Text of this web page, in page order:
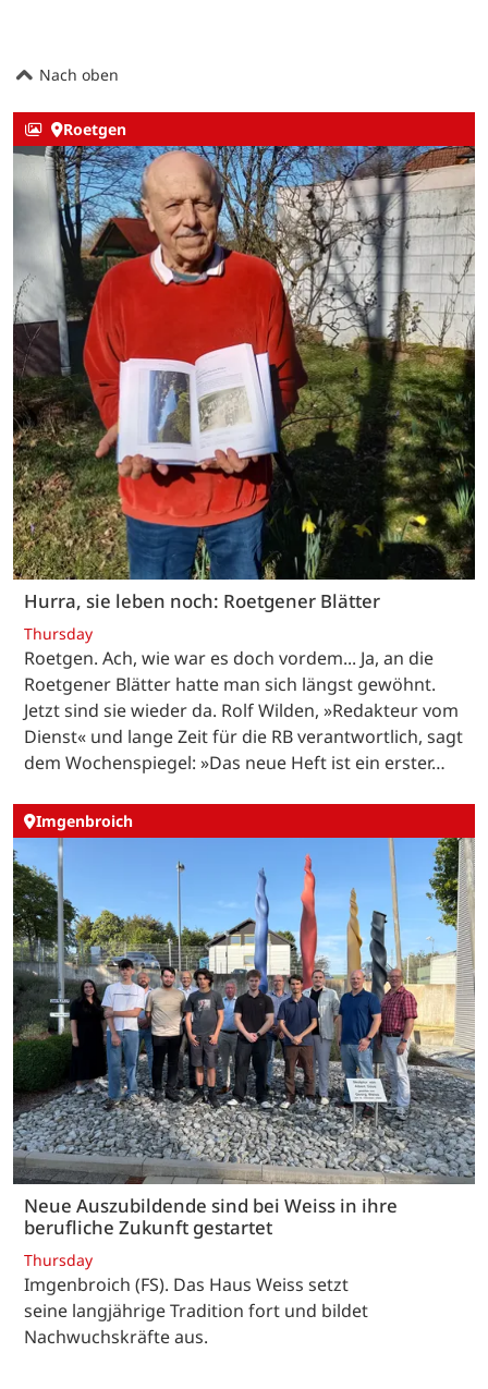
Nach oben
Roetgen
Hurra, sie leben noch: Roetgener Blätter
Thursday
Roetgen. Ach, wie war es doch vordem... Ja, an die
Roetgener Blätter hatte man sich längst gewöhnt.
Jetzt sind sie wieder da. Rolf Wilden, »Redakteur vom
Dienst« und lange Zeit für die RB verantwortlich, sagt
dem Wochenspiegel: »Das neue Heft ist ein erster…
Imgenbroich
Neue Auszubildende sind bei Weiss in ihre
berufliche Zukunft gestartet
Thursday
Imgenbroich (FS). Das Haus Weiss setzt
seine langjährige Tradition fort und bildet
Nachwuchskräfte aus.